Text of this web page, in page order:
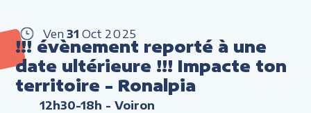
Ven 31 Oct 2025
!!! évènement reporté à une
date ultérieure !!! Impacte ton
territoire - Ronalpia
12h30-18h - Voiron